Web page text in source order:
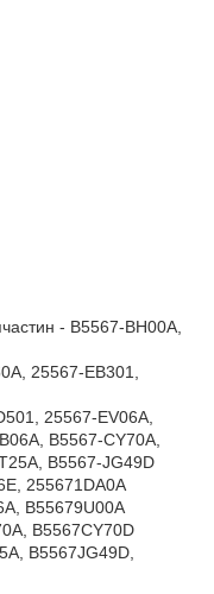
- B5567-BH00A,
25567-EB301,
25567-EV06A,
B5567-CY70A,
B5567-JG49D
255671DA0A
B55679U00A
B5567CY70D
B5567JG49D,